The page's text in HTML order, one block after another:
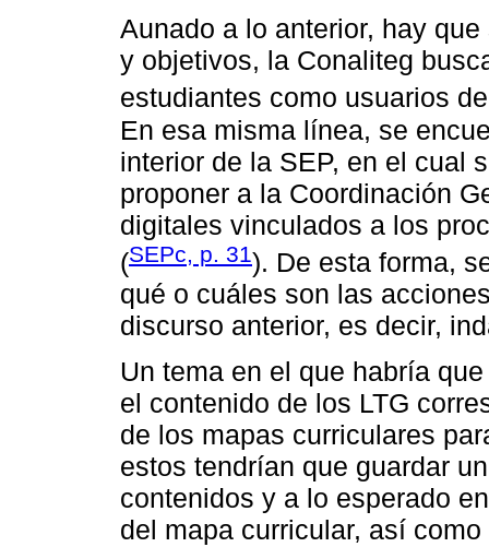
Aunado a lo anterior, hay
y objetivos, la Conaliteg
estudiantes como usuarios
En esa misma línea, se
interior de la SEP, en el cual
proponer a la Coordinación
digitales vinculados a los
(SEPc, p. 31). De esta forma,
qué o cuáles son las
discurso anterior, es decir,
Un tema en el que habría
el contenido de los LTG
de los mapas curriculares
estos tendrían que guardar
contenidos y a lo esperado
del mapa curricular, así